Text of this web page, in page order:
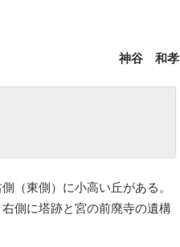
神谷 和孝
（東側）に小高い丘がある。
側に塔跡と宮の前廃寺の遺構